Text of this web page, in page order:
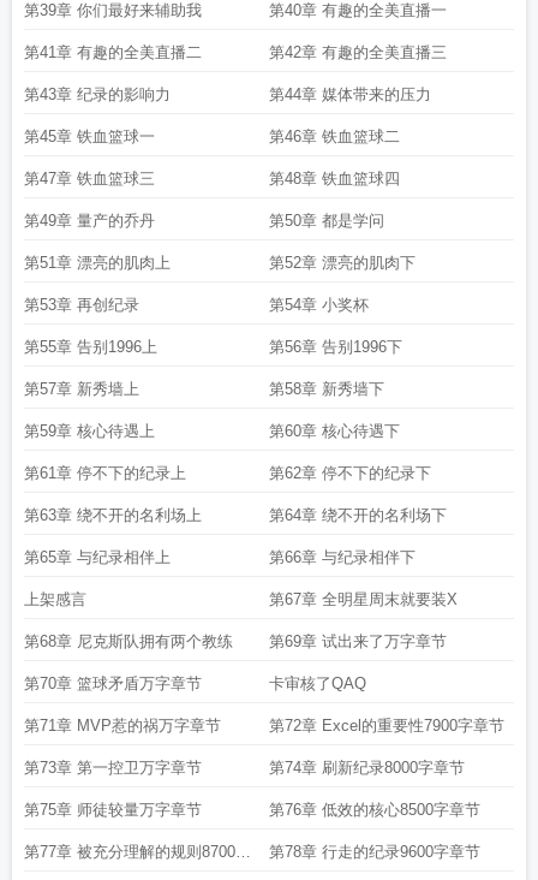
第39章 你们最好来辅助我 第40章 有趣的全美直播一
第41章 有趣的全美直播二 第42章 有趣的全美直播三
第43章 纪录的影响力 第44章 媒体带来的压力
第45章 铁血篮球一 第46章 铁血篮球二
第47章 铁血篮球三 第48章 铁血篮球四
第49章 量产的乔丹 第50章 都是学问
第51章 漂亮的肌肉上 第52章 漂亮的肌肉下
第53章 再创纪录 第54章 小奖杯
第55章 告别1996上 第56章 告别1996下
第57章 新秀墙上 第58章 新秀墙下
第59章 核心待遇上 第60章 核心待遇下
第61章 停不下的纪录上 第62章 停不下的纪录下
第63章 绕不开的名利场上 第64章 绕不开的名利场下
第65章 与纪录相伴上 第66章 与纪录相伴下
上架感言 第67章 全明星周末就要装X
第68章 尼克斯队拥有两个教练 第69章 试出来了万字章节
第70章 篮球矛盾万字章节 卡审核了QAQ
第71章 MVP惹的祸万字章节 第72章 Excel的重要性7900字章节
第73章 第一控卫万字章节 第74章 刷新纪录8000字章节
第75章 师徒较量万字章节 第76章 低效的核心8500字章节
第77章 被充分理解的规则8700字 第78章 行走的纪录9600字章节